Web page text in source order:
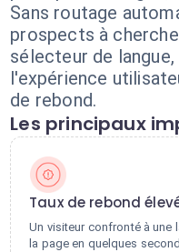
Sans routage
prospects à
sélecteur de
l'expérience
de rebond.
Les principaux
Taux de rebond
Un visiteur confronté à une
la page en quelques